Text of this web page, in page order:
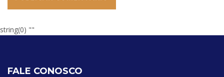
FALE CONOSCO
string(0) ""